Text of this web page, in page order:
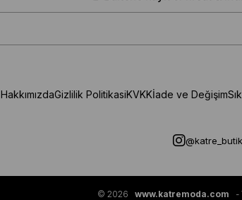
HakkımızdaGizlilik PolitikasiKVKKİade ve Değişim
@katre_butik
© 2026 www.katremoda.com -